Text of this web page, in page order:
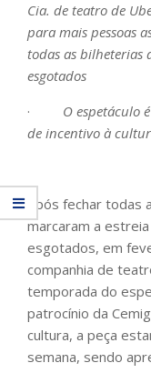
Cia. de teatro de
para mais pessoas
todas as bilheterias
esgotados
· O espetáculo
de incentivo à
Após fechar
marcaram a
esgotados, em
companhia de
temporada do
patrocínio da
cultura, a peça
semana, sendo